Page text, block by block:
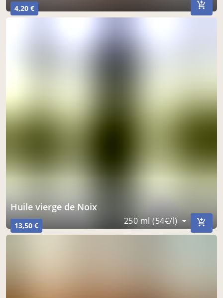
4,20 €
Huile vierge de Noix
13,50 € 250 ml (54€/l)